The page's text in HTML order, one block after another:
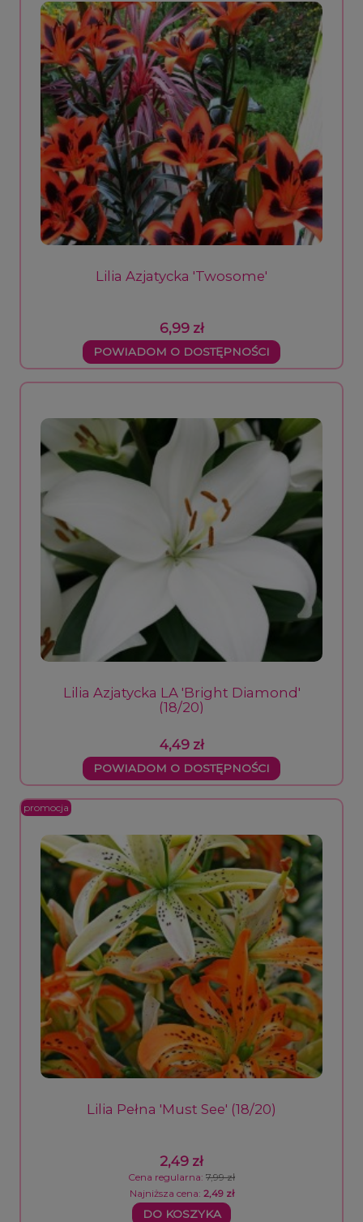
Lilia Azjatycka 'Twosome'
6,99 zł
POWIADOM O DOSTĘPNOŚCI
Lilia Azjatycka LA 'Bright Diamond'
(18/20)
4,49 zł
POWIADOM O DOSTĘPNOŚCI
Lilia Pełna 'Must See' (18/20)
2,49 zł
Cena regularna: 7,99 zł
Najniższa cena: 2,49 zł
DO KOSZYKA
promocja